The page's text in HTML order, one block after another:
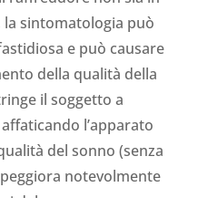
la sintomatologia può
e può causare
della qualità della
il soggetto a
l’apparato
del sonno (senza
notevolmente